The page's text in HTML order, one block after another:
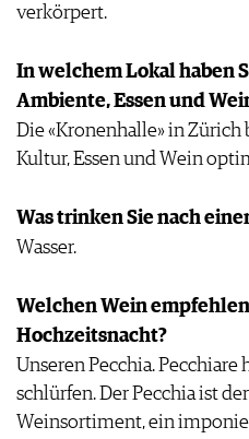
verkörpert.
In welchem Lokal haben
Ambiente, Essen und
Die «Kronenhalle» in
Kultur, Essen und Wein
Was trinken Sie nach
Wasser.
Welchen Wein
Hochzeitsnacht?
Unseren Pecchia. Pecchiare
schlürfen. Der Pecchia ist
Weinsortiment, ein